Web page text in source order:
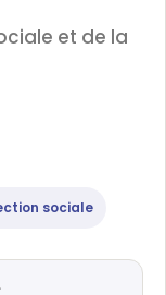
et de la
sociale